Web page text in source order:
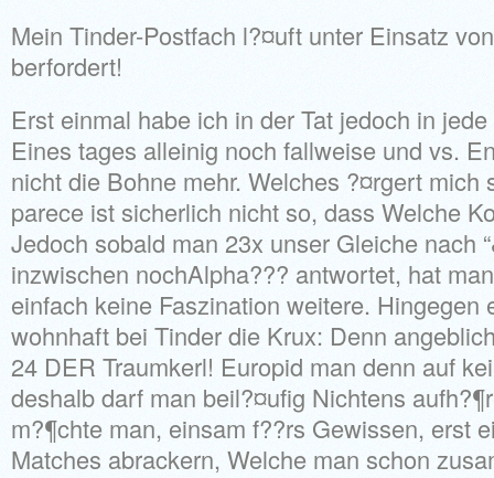
Mein Tinder-Postfach l?¤uft unter Einsatz
berfordert!
Erst einmal habe ich in der Tat jedoch in
Eines tages alleinig noch fallweise und vs.
nicht die Bohne mehr. Welches ?¤rgert mich
parece ist sicherlich nicht so, dass Welche
Jedoch sobald man 23x unser Gleiche nach
inzwischen nochAlpha??? antwortet, hat
einfach keine Faszination weitere. Hingegen
wohnhaft bei Tinder die Krux: Denn
24 DER Traumkerl! Europid man denn auf
deshalb darf man beil?¤ufig Nichtens
m?¶chte man, einsam f??rs Gewissen, erst
Matches abrackern, Welche man schon